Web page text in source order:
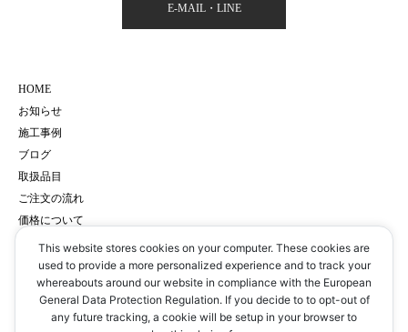
E-MAIL・LINE
HOME
お知らせ
施工事例
ブログ
取扱品目
ご注文の流れ
価格について
会社概要
サイトマップ
プライバシーポリシー
予約・お問い合わせ
This website stores cookies on your computer. These cookies are
used to provide a more personalized experience and to track your
whereabouts around our website in compliance with the European
General Data Protection Regulation. If you decide to to opt-out of
any future tracking, a cookie will be setup in your browser to